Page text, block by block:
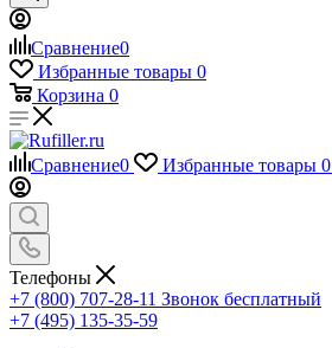
Сравнение0
Избранные товары 0
Корзина 0
Сравнение0 Избранные товары 0
Телефоны
+7 (800) 707-28-11 Звонок бесплатный
+7 (495) 135-35-59